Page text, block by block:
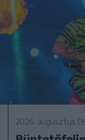
2026. augusztus